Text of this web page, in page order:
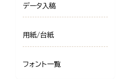
データ入稿
用紙/台紙
フォント一覧